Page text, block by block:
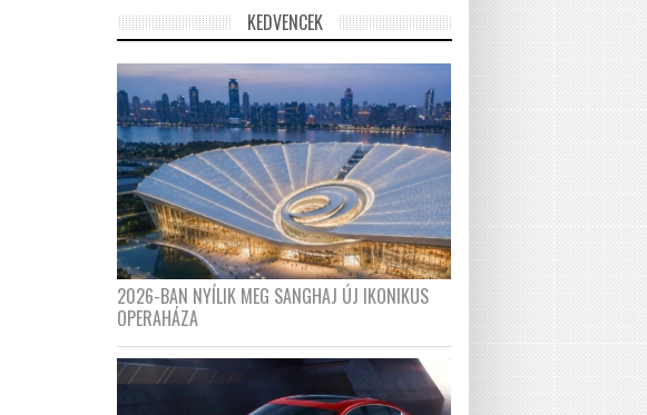
KEDVENCEK
2026-BAN NYÍLIK MEG SANGHAJ ÚJ IKONIKUS
OPERAHÁZA